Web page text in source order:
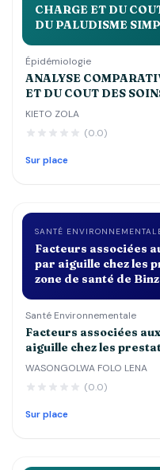
CHARGE ET DU
DU PALUDISME
st JOSEPH, ESENGO
Épidémiologie
ANALYSE
ET DU COUT DES
PALUDISME SIMPLE
JOSEPH, ESENGO ET
KIETO ZOLA
(0.0)
Sur place
SANTÉ
Facteurs associées
par aiguille chez les
zone de santé de
Santé Environnementale
Facteurs associées
aiguille chez les
de santé de Binza Météo
WASONGOLWA FOLO LENA
(0.0)
Sur place